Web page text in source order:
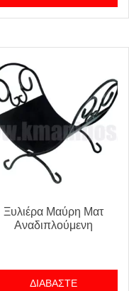
Ξυλιέρα Μαύρη Ματ
Αναδιπλούμενη
ΔΙΑΒΆΣΤΕ